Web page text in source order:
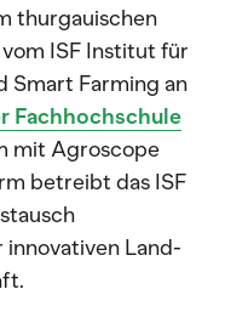
thurgauischen
ISF Institut für
Smart Farming an
Fachhochschule
mit Agroscope
betreibt das ISF
innovativen Land-